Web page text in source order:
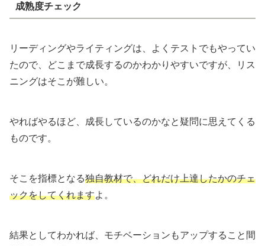
成熟度チェック
リーディングやライティングは、よくテストでもやってい
たので、どこまで成長するのかわかりやすいですが、リス
ニングはそこが難しい。
やればやるほど、成長しているのかなと疑問に思えてくる
ものです。
そこを指標となる独自教材で、どれだけ上達したかのチェ
ックをしてくれますよ。
結果としてわかれば、モチベーションもアップすること間